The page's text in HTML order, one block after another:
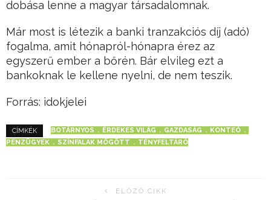
dobása lenne a magyar társadalomnak.
Már most is létezik a banki tranzakciós díj (adó)
fogalma, amit hónapról-hónapra érez az
egyszerű ember a bőrén. Bár elvileg ezt a
bankoknak le kellene nyelni, de nem teszik.
Forrás: idokjelei
CÍMKÉK BOTÁRNYOS ÉRDEKES VILÁG GAZDASÁG
KONTEÓ
PÉNZÜGYEK
SZÍNFALAK MÖGÖTT TÉNYFELTÁRÓ
ELŐZŐ CIKK